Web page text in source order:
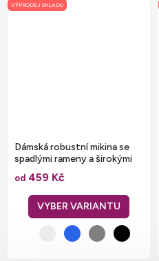
VÝPRODEJ SKLADU
Dámská robustní mikina se
spadlými rameny a širokými
manžetami
od 459 Kč